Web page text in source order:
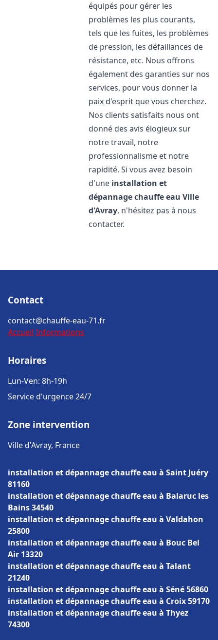
équipés pour gérer les
problèmes les plus courants,
tels que les fuites, les problèmes
de pression, les défaillances de
résistance, etc. Nous offrons
également des garanties sur nos
services, pour vous donner la
paix d'esprit que vous cherchez.
Nos clients satisfaits nous ont
donné des avis élogieux sur
notre travail, notre
professionnalisme et notre
rapidité. Si vous avez besoin
d'une installation et
dépannage chauffe eau Ville
d'Avray, n'hésitez pas à nous
contacter.
Contact
contact@chauffe-eau-71.fr
Accueil Informations
Horaires
Lun-Ven: 8h-19h
Service d'urgence 24/7
Zone intervention
Ville d'Avray, France
installation et dépannage chauffe eau à Saint Juéry
81160
installation et dépannage chauffe eau à Balaruc les
Bains 34540
installation et dépannage chauffe eau à Valdahon
25800
installation et dépannage chauffe eau à Bouc Bel
Air 13320
installation et dépannage chauffe eau à Talant
21240
installation et dépannage chauffe eau à Séné 56860
installation et dépannage chauffe eau à Croix 59170
installation et dépannage chauffe eau à Thyez
74300